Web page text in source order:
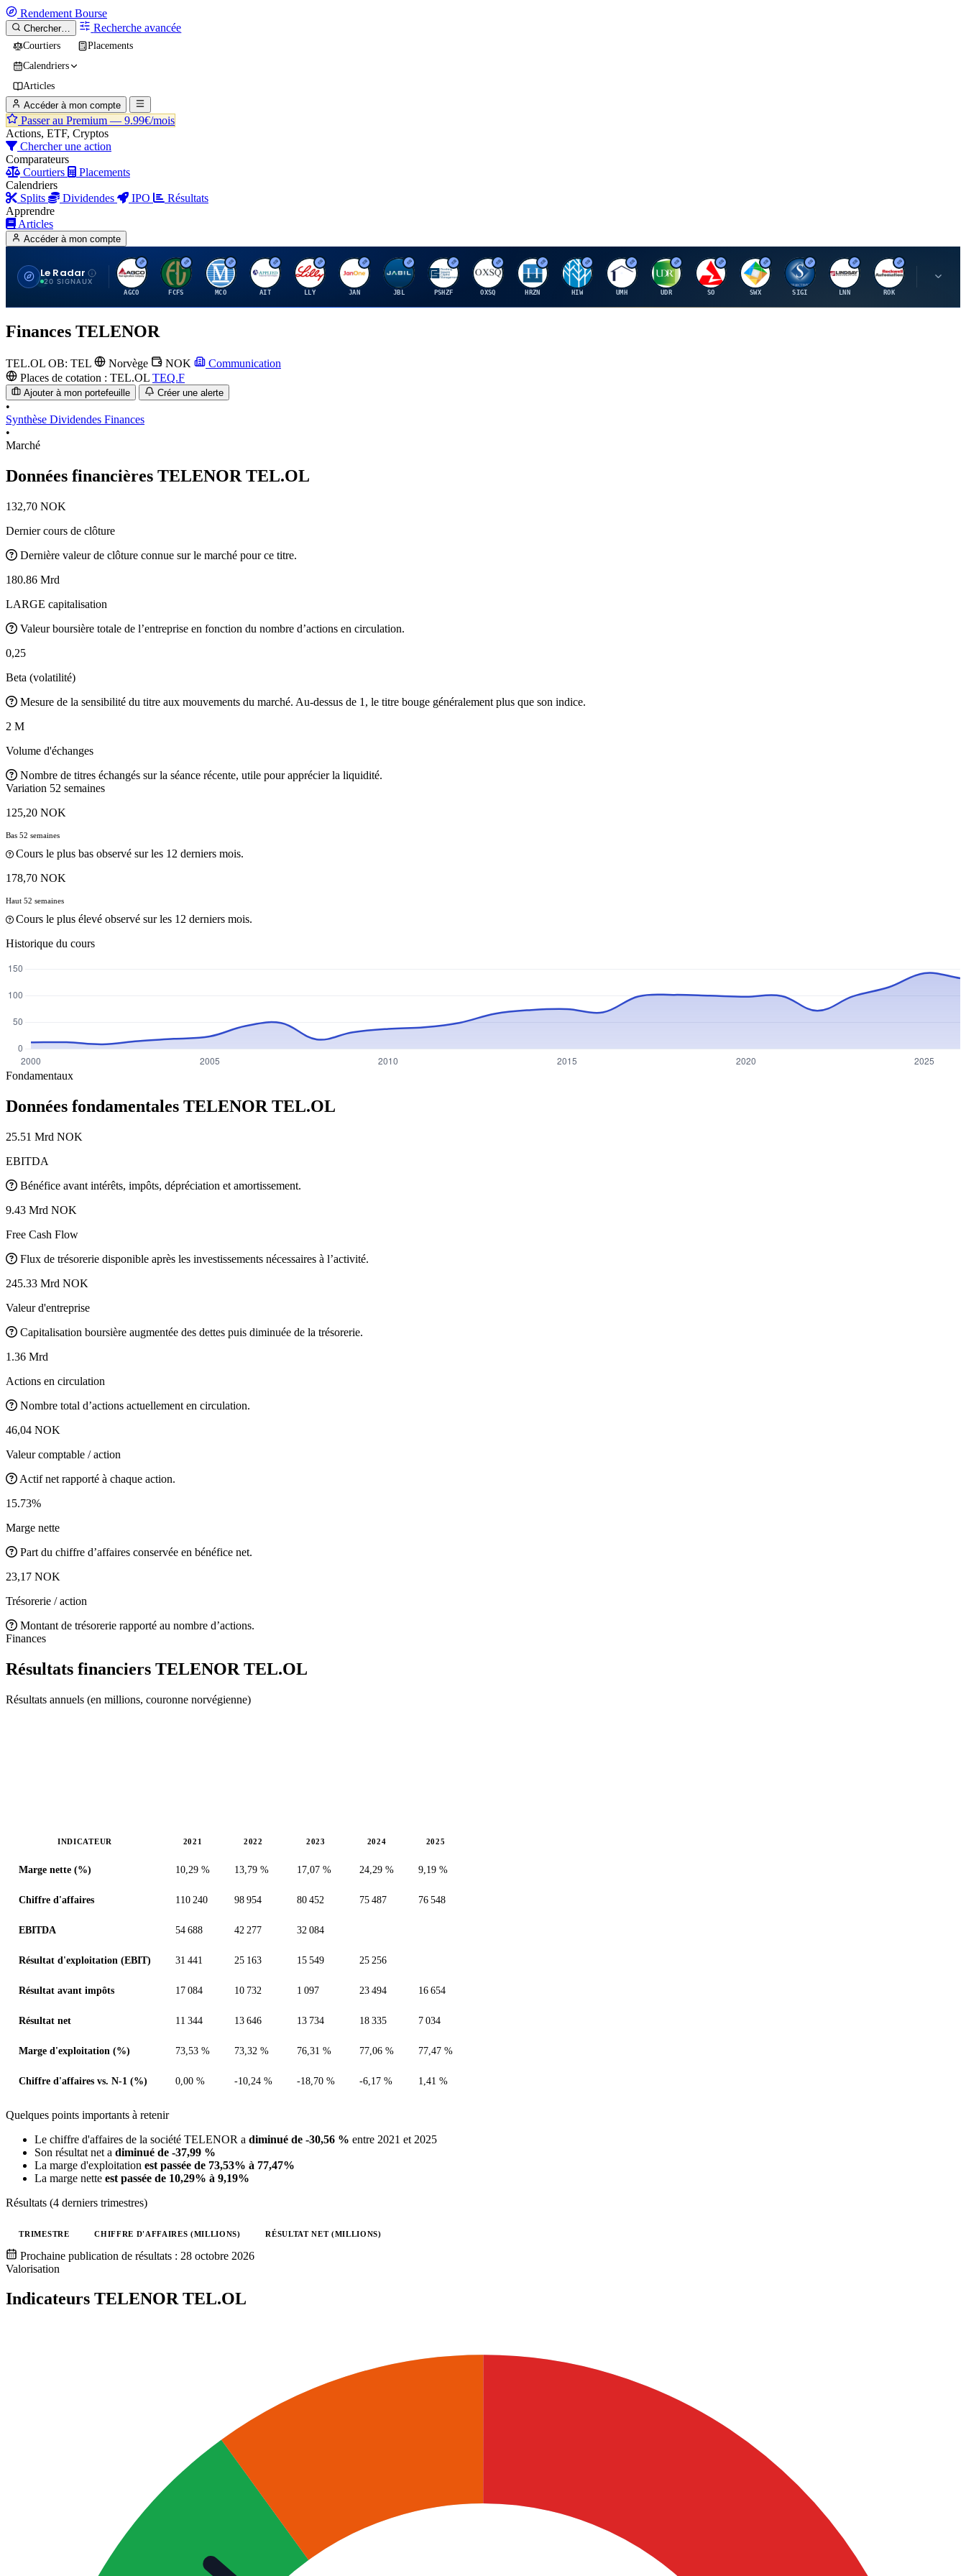
Rendement Bourse
Chercher… Recherche avancée
Courtiers
Placements
Calendriers
Articles
Accéder à mon compte
Passer au Premium — 9.99€/mois
Actions, ETF, Cryptos
Chercher une action
Comparateurs
Courtiers
Placements
Calendriers
Splits
Dividendes IPO
Résultats
Apprendre
Articles
Accéder à mon compte
Le Radar
20 SIGNAUX
A
AGCO
F
FCFS
M
MCO
A
AIT
E
LLY
J
JAN
J
JBL
P
PSHZF
O
OXSQ
H
HRZN
H
HIW
U
UMH
U
UDR
S
SO
S
SWX
S
SIGI
L
LNN
R
ROK
P
Finances TELENOR
TEL.OL OB: TEL Norvège NOK
Communication
Places de cotation : TEL.OL TEQ.F
Ajouter à mon portefeuille Créer une alerte
•
Synthèse Dividendes Finances
•
Marché
Données financières TELENOR TEL.OL
132,70 NOK
Dernier cours de clôture
Dernière valeur de clôture connue sur le marché pour ce titre.
180.86 Mrd
LARGE capitalisation
Valeur boursière totale de l’entreprise en fonction du nombre d’actions en circulation.
0,25
Beta (volatilité)
Mesure de la sensibilité du titre aux mouvements du marché. Au-dessus de 1, le titre bouge généralement plus que son indice.
2 M
Volume d'échanges
Nombre de titres échangés sur la séance récente, utile pour apprécier la liquidité.
Variation 52 semaines
125,20 NOK
Bas 52 semaines
Cours le plus bas observé sur les 12 derniers mois.
178,70 NOK
Haut 52 semaines
Cours le plus élevé observé sur les 12 derniers mois.
Historique du cours
Fondamentaux
Données fondamentales TELENOR TEL.OL
25.51 Mrd NOK
EBITDA
Bénéfice avant intérêts, impôts, dépréciation et amortissement.
9.43 Mrd NOK
Free Cash Flow
Flux de trésorerie disponible après les investissements nécessaires à l’activité.
245.33 Mrd NOK
Valeur d'entreprise
Capitalisation boursière augmentée des dettes puis diminuée de la trésorerie.
1.36 Mrd
Actions en circulation
Nombre total d’actions actuellement en circulation.
46,04 NOK
Valeur comptable / action
Actif net rapporté à chaque action.
15.73%
Marge nette
Part du chiffre d’affaires conservée en bénéfice net.
23,17 NOK
Trésorerie / action
Montant de trésorerie rapporté au nombre d’actions.
Finances
Résultats financiers TELENOR TEL.OL
Résultats annuels (en millions, couronne norvégienne)
INDICATEUR 2021 2022 2023 2024 2025
Marge nette (%) 10,29 % 13,79 % 17,07 % 24,29 % 9,19 %
Chiffre d'affaires 110 240 98 954 80 452 75 487 76 548
EBITDA 54 688 42 277 32 084
Résultat d'exploitation (EBIT) 31 441 25 163 15 549 25 256
Résultat avant impôts 17 084 10 732 1 097 23 494 16 654
Résultat net 11 344 13 646 13 734 18 335 7 034
Marge d'exploitation (%) 73,53 % 73,32 % 76,31 % 77,06 % 77,47 %
Chiffre d'affaires vs. N-1 (%) 0,00 % -10,24 % -18,70 % -6,17 % 1,41 %
Quelques points importants à retenir
Le chiffre d'affaires de la société TELENOR a diminué de -30,56 % entre 2021 et 2025
Son résultat net a diminué de -37,99 %
La marge d'exploitation est passée de 73,53% à 77,47%
La marge nette est passée de 10,29% à 9,19%
Résultats (4 derniers trimestres)
Valeurs trimestrielles en millions (couronne norvégienne)
TRIMESTRE CHIFFRE D'AFFAIRES (MILLIONS) RÉSULTAT NET (MILLIONS)
Prochaine publication de résultats : 28 octobre 2026
Valorisation
Indicateurs TELENORTEL.OL